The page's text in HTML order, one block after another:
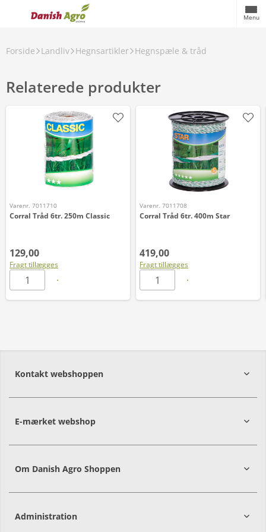
Menu
Forside Landliv Hegnsartikler Hegnspæle & tråd
Relaterede produkter
Varenr. 7011710
Corral Tråd 6tr. 250m Classic
129,00
Fragt tillægges
Varenr. 7011708
Corral Tråd 6tr. 400m Star
419,00
Fragt tillægges
Kontakt webshoppen
E-mærket webshop
Om Danish Agro Shoppen
Administration